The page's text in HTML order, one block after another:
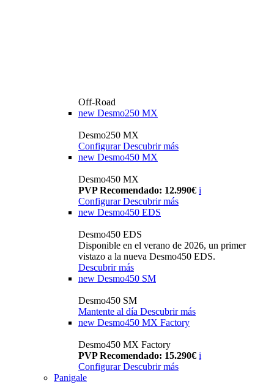
Off-Road
new Desmo250 MX
Desmo250 MX
Configurar Descubrir más
new Desmo450 MX
Desmo450 MX
PVP Recomendado: 12.990€ i
Configurar Descubrir más
new Desmo450 EDS
Desmo450 EDS
Disponible en el verano de 2026, un primer
vistazo a la nueva Desmo450 EDS.
Descubrir más
new Desmo450 SM
Desmo450 SM
Mantente al día Descubrir más
new Desmo450 MX Factory
Desmo450 MX Factory
PVP Recomendado: 15.290€ i
Configurar Descubrir más
Panigale